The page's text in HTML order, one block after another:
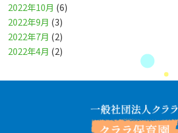
2022年10月 (6)
2022年9月 (3)
2022年7月 (2)
2022年4月 (2)